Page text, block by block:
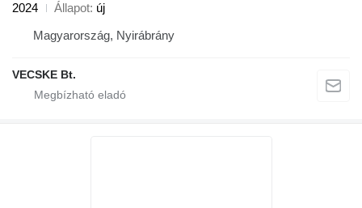
2024
Állapot új
Magyarország, Nyirábrány
VECSKE Bt.